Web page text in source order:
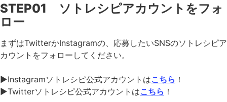
STEP01 ソトレシピアカウントをフォ
ロー
まずはTwitterかInstagramの、応募したいSNSのソトレシピア
カウントをフォローしてください。
▶︎Instagramソトレシピ公式アカウントはこちら ！
▶︎Twitterソトレシピ公式アカウントはこちら ！